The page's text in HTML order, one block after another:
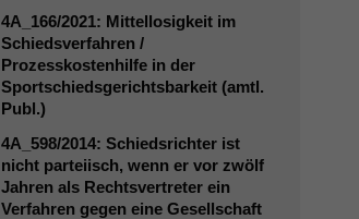
4A_166/2021: Mittellosigkeit im
Schiedsverfahren /
Prozesskostenhilfe in der
Sportschiedsgerichtsbarkeit (amtl.
Publ.)
4A_598/2014: Schiedsrichter ist
nicht parteiisch, wenn er vor zwölf
Jahren als Rechtsvertreter ein
Verfahren gegen eine Gesellschaft